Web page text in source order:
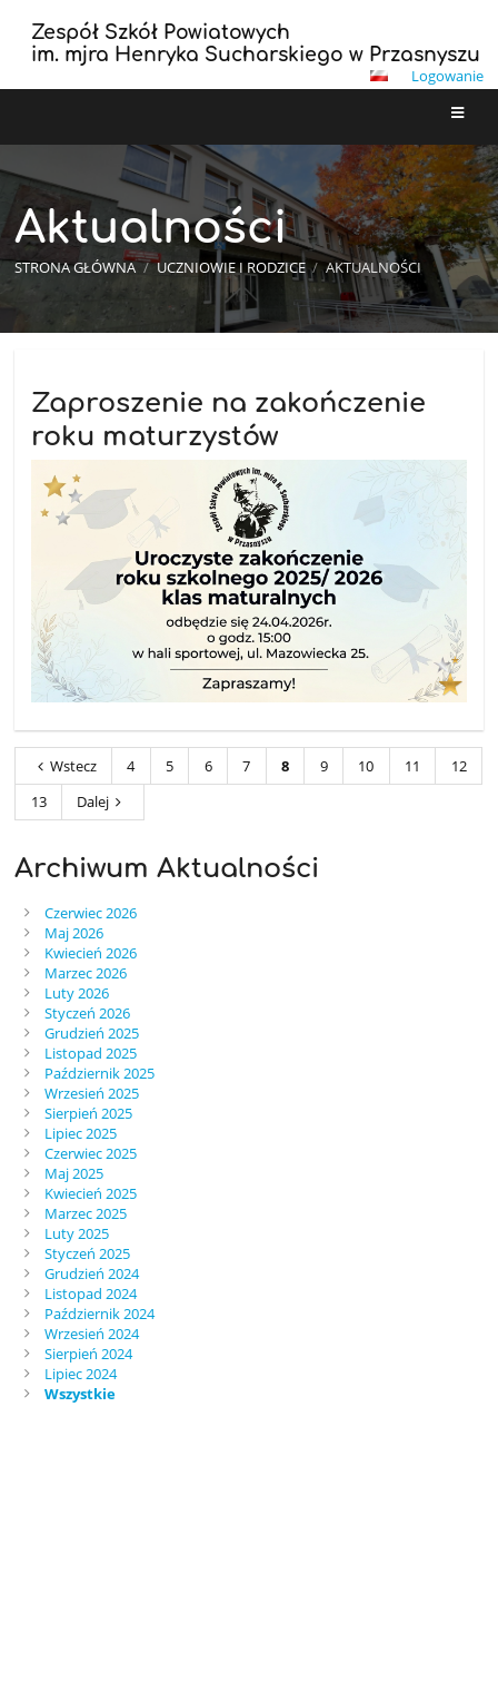
Zespół Szkół Powiatowych
im. mjra Henryka Sucharskiego w Przasnyszu
Logowanie
Aktualności
STRONA GŁÓWNA / UCZNIOWIE I RODZICE / AKTUALNOŚCI
Zaproszenie na zakończenie
roku maturzystów
Wstecz 4 5 6 7 8 9 10 11
12
13
Dalej
Archiwum Aktualności
Czerwiec 2026
Maj 2026
Kwiecień 2026
Marzec 2026
Luty 2026
Styczeń 2026
Grudzień 2025
Listopad 2025
Październik 2025
Wrzesień 2025
Sierpień 2025
Lipiec 2025
Czerwiec 2025
Maj 2025
Kwiecień 2025
Marzec 2025
Luty 2025
Styczeń 2025
Grudzień 2024
Listopad 2024
Październik 2024
Wrzesień 2024
Sierpień 2024
Lipiec 2024
Wszystkie